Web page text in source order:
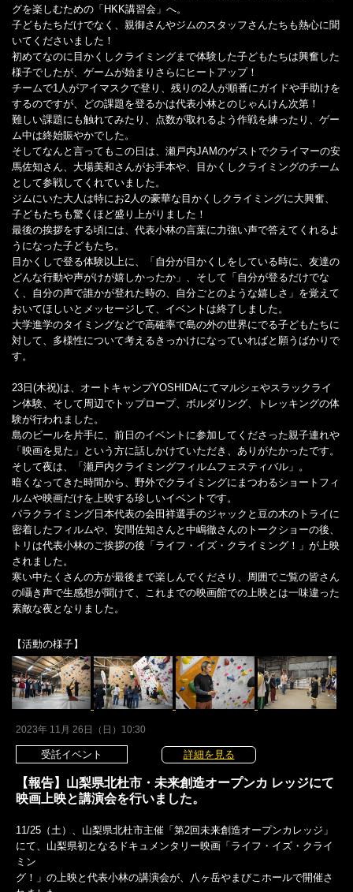
グを楽しむための「HKK講習会」へ。
子どもたちだけでなく、親御さんやジムのスタッフさんたちも熱心に聞
いてくださいました！
初めてなのに目かくしクライミングまで体験した子どもたちは興奮した
様子でしたが、ゲームが始まりさらにヒートアップ！
チームで1人がアイマスクで登り、残りの2人が順番にガイドや手助けを
するのですが、どの課題を登るかは代表小林とのじゃんけん次第！
難しい課題にも触れてみたり、点数が取れるよう作戦を練ったり、ゲー
ム中は終始賑やかでした。
そしてなんと言ってもこの日は、瀬戸内JAMのゲストでクライマーの安
馬佐知さん、大場美和さんがお手本や、目かくしクライミングのチーム
として参戦してくれていました。
ジムにいた大人は特にお2人の豪華な目かくしクライミングに大興奮、
子どもたちも驚くほど盛り上がりました！
最後の挨拶をする頃には、代表小林の言葉に力強い声で答えてくれるよ
うになった子どもたち。
目かくしで登る体験以上に、「自分が目かくしをしている時に、友達の
どんな行動や声がけが嬉しかったか」、そして「自分が登るだけでな
く、自分の声で誰かが登れた時の、自分ごとのような嬉しさ」を覚えて
おいてほしいとメッセージして、イベントは終了しました。
大学進学のタイミングなどで高確率で島の外の世界にでる子どもたちに
対して、多様性について考えるきっかけになっていればと願うばかりで
す。
23日(木祝)は、オートキャンプYOSHIDAにてマルシェやスラックライ
ン体験、そして周辺でトップロープ、ボルダリング、トレッキングの体
験が行われました。
島のビールを片手に、前日のイベントに参加してくださった親子連れや
「映画を見た」という方に話しかけていただき、ありがたかったです。
そして夜は、「瀬戸内クライミングフィルムフェスティバル」。
暗くなってきた時間から、野外でクライミングにまつわるショートフィ
ルムや映画だけを上映する珍しいイベントです。
パラクライミング日本代表の会田祥選手のジャックと豆の木のトライに
密着したフィルムや、安間佐知さんと中嶋徹さんのトークショーの後、
トリは代表小林のご挨拶の後「ライフ・イズ・クライミング！」が上映
されました。
寒い中たくさんの方が最後まで楽しんでくださり、周囲でご覧の皆さん
の囁き声で生感想が聞けて、これまでの映画館での上映とは一味違った
素敵な夜となりました。
【活動の様子】
2023年 11月 26日（日）10:30
受託イベント 詳細を見る
【報告】山梨県北杜市・未来創造オープンカ レッジにて
映画上映と講演会を行いました。
11/25（土）、山梨県北杜市主催「第2回未来創造オープンカレッジ」
にて、山梨県初となるドキュメンタリー映画「ライフ・イズ・クライ
ミン
グ！」の上映と代表小林の講演会が、八ヶ岳やまびこホールで開催さ